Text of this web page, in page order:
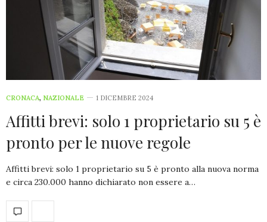
CRONACA, NAZIONALE 1 DICEMBRE 2024
Affitti brevi: solo 1 proprietario su 5 è
pronto per le nuove regole
Affitti brevi: solo 1 proprietario su 5 è pronto alla nuova norma
e circa 230.000 hanno dichiarato non essere a…